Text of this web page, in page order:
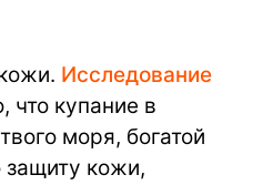
Исследование
что купание в
моря, богатой
кожи,